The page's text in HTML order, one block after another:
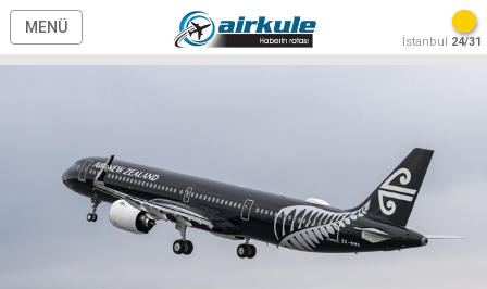
MENÜ
İstanbul 24/31